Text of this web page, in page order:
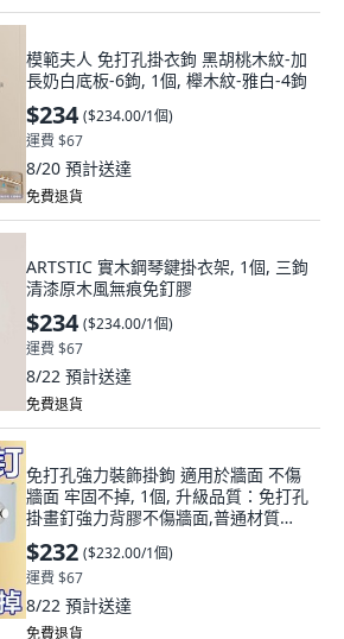
模範夫人 免打孔掛衣鉤 黑胡桃木紋-加
長奶白底板-6鉤, 1個, 櫸木紋-雅白-4鉤
$234 ($234.00/1個)
運費 $67
8/20 預計送達
免費退貨
ARTSTIC 實木鋼琴鍵掛衣架, 1個, 三鉤
清漆原木風無痕免釘膠
$234 ($234.00/1個)
運費 $67
8/22 預計送達
免費退貨
免打孔強力裝飾掛鉤 適用於牆面 不傷
牆面 牢固不掉, 1個, 升級品質：免打孔
掛畫釘強力背膠不傷牆面,普通材質：
弱承重1個裝不傷牆面防脫落
$232 ($232.00/1個)
運費 $67
8/22 預計送達
免費退貨